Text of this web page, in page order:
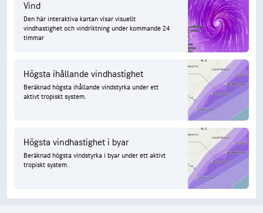
Vind
Den här interaktiva kartan visar visuellt
vindhastighet och vindriktning under kommande 24
timmar
Högsta ihållande vindhastighet
Beräknad högsta ihållande vindstyrka under ett
aktivt tropiskt system.
Högsta vindhastighet i byar
Beräknad högsta vindstyrka i byar under ett aktivt
tropiskt system.